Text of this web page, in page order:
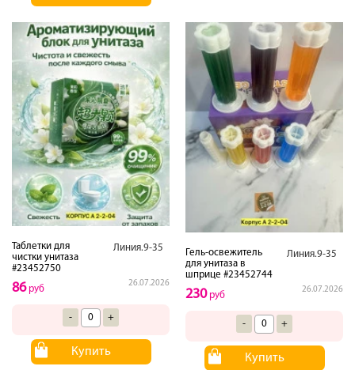
Таблетки для
чистки унитаза
#23452750
Линия.9-35
26.07.2026
86руб
- +
Купить
Гель-освежитель
для унитаза в
шприце #23452744
Линия.9-35
26.07.2026
230руб
- +
Купить